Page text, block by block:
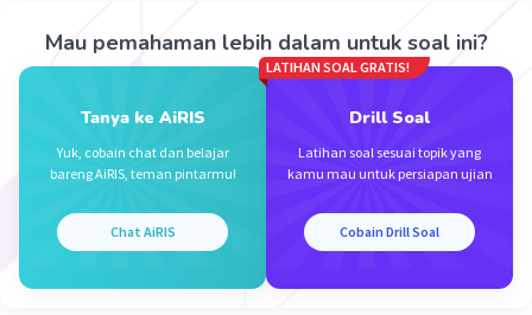
Mau pemahaman lebih dalam untuk soal ini?
Tanya ke AiRIS
Yuk, cobain chat dan belajar
bareng AiRIS, teman pintarmu!
Chat AiRIS
LATIHAN SOAL GRATIS!
Drill Soal
Latihan soal sesuai topik yang
kamu mau untuk persiapan ujian
Cobain Drill Soal